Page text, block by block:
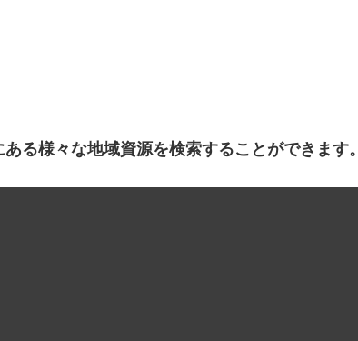
る様々な地域資源を検索することができます。